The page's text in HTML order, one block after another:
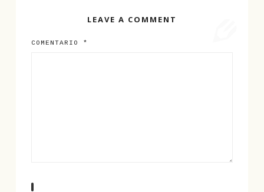
LEAVE A COMMENT
COMENTARIO *